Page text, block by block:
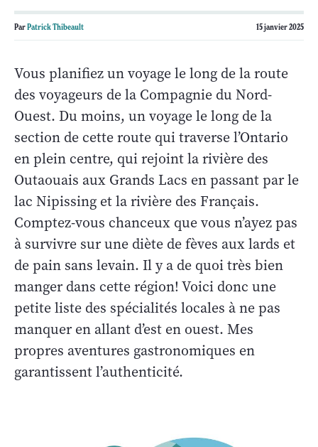
ParPatrick Thibeault 15 janvier 2025
Vous planifiez un voyage le long de la route
des voyageurs de la Compagnie du Nord-
Ouest. Du moins, un voyage le long de la
section de cette route qui traverse l’Ontario
en plein centre, qui rejoint la rivière des
Outaouais aux Grands Lacs en passant par le
lac Nipissing et la rivière des Français.
Comptez-vous chanceux que vous n’ayez pas
à survivre sur une diète de fèves aux lards et
de pain sans levain. Il y a de quoi très bien
manger dans cette région! Voici donc une
petite liste des spécialités locales à ne pas
manquer en allant d’est en ouest. Mes
propres aventures gastronomiques en
garantissent l’authenticité.